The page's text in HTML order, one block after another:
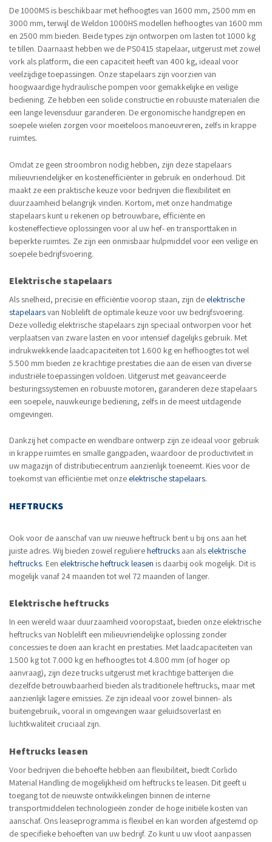
De 1000MS is beschikbaar met hefhoogtes van 1600 mm, 2500 mm en
3000 mm, terwijl de Weldon 1000HS modellen hefhoogtes van 1600 mm
en 2500 mm bieden. Beide types zijn ontworpen om lasten tot 1000 kg
te tillen. Daarnaast hebben we de PS0415 stapelaar, uitgerust met zowel
vork als platform, die een capaciteit heeft van 400 kg, ideaal voor
veelzijdige toepassingen. Onze stapelaars zijn voorzien van
hoogwaardige hydraulische pompen voor gemakkelijke en veilige
bediening. Ze hebben een solide constructie en robuuste materialen die
een lange levensduur garanderen. De ergonomische handgrepen en
soepele wielen zorgen voor moeiteloos manoeuvreren, zelfs in krappe
ruimtes.
Omdat ze geen stroombron nodig hebben, zijn deze stapelaars
milieuvriendelijker en kostenefficiënter in gebruik en onderhoud. Dit
maakt ze een praktische keuze voor bedrijven die flexibiliteit en
duurzaamheid belangrijk vinden. Kortom, met onze handmatige
stapelaars kunt u rekenen op betrouwbare, efficiënte en
kosteneffectieve oplossingen voor al uw hef- en transporttaken in
beperkte ruimtes. Ze zijn een onmisbaar hulpmiddel voor een veilige en
soepele bedrijfsvoering.
Elektrische stapelaars
Als snelheid, precisie en efficiëntie voorop staan, zijn de elektrische
stapelaarsvan Noblelift de optimale keuze voor uw bedrijfsvoering.
Deze volledig elektrische stapelaars zijn speciaal ontworpen voor het
verplaatsen van zware lasten en voor intensief dagelijks gebruik. Met
indrukwekkende laadcapaciteiten tot 1.600 kg en hefhoogtes tot wel
5.500 mm bieden ze krachtige prestaties die aan de eisen van diverse
industriële toepassingen voldoen. Uitgerust met geavanceerde
besturingssystemen en robuuste motoren, garanderen deze stapelaars
een soepele, nauwkeurige bediening, zelfs in de meest uitdagende
omgevingen.
Dankzij het compacte en wendbare ontwerp zijn ze ideaal voor gebruik
in krappe ruimtes en smalle gangpaden, waardoor de productiviteit in
uw magazijn of distributiecentrum aanzienlijk toeneemt. Kies voor de
toekomst van efficiëntie met onze elektrische stapelaars.
HEFTRUCKS
Ook voor de aanschaf van uw nieuwe heftruck bent u bij ons aan het
juiste adres. Wij bieden zowel reguliereheftrucks aan als elektrische
heftrucks. Een elektrische heftruck leasen is daarbij ook mogelijk. Dit is
mogelijk vanaf 24 maanden tot wel 72 maanden of langer.
Elektrische heftrucks
In een wereld waar duurzaamheid vooropstaat, bieden onze elektrische
heftrucks van Noblelift een milieuvriendelijke oplossing zonder
concessies te doen aan kracht en prestaties. Met laadcapaciteiten van
1.500 kg tot 7.000 kg en hefhoogtes tot 4.800 mm (of hoger op
aanvraag), zijn deze trucks uitgerust met krachtige batterijen die
dezelfde betrouwbaarheid bieden als traditionele heftrucks, maar met
aanzienlijk lagere emissies. Ze zijn ideaal voor zowel binnen- als
buitengebruik, vooral in omgevingen waar geluidsoverlast en
luchtkwaliteit cruciaal zijn.
Heftrucks leasen
Voor bedrijven die behoefte hebben aan flexibiliteit, biedt Corlido
Material Handling de mogelijkheid om heftrucks te leasen. Dit geeft u
toegang tot de nieuwste ontwikkelingen binnen de interne
transportmiddelen technologieën zonder de hoge initiële kosten van
aanschaf. Ons leaseprogramma is flexibel en kan worden afgestemd op
de specifieke behoeften van uw bedrijf. Zo kunt u uw vloot aanpassen